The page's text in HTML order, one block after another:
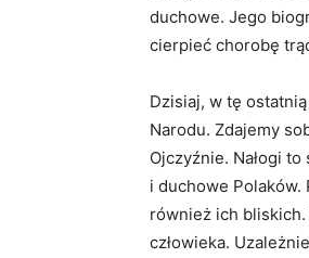
duchowe. Jego
cierpieć chorobę
Dzisiaj, w tę
Narodu. Zdajemy
Ojczyźnie. Nałogi
i duchowe
również ich
człowieka.